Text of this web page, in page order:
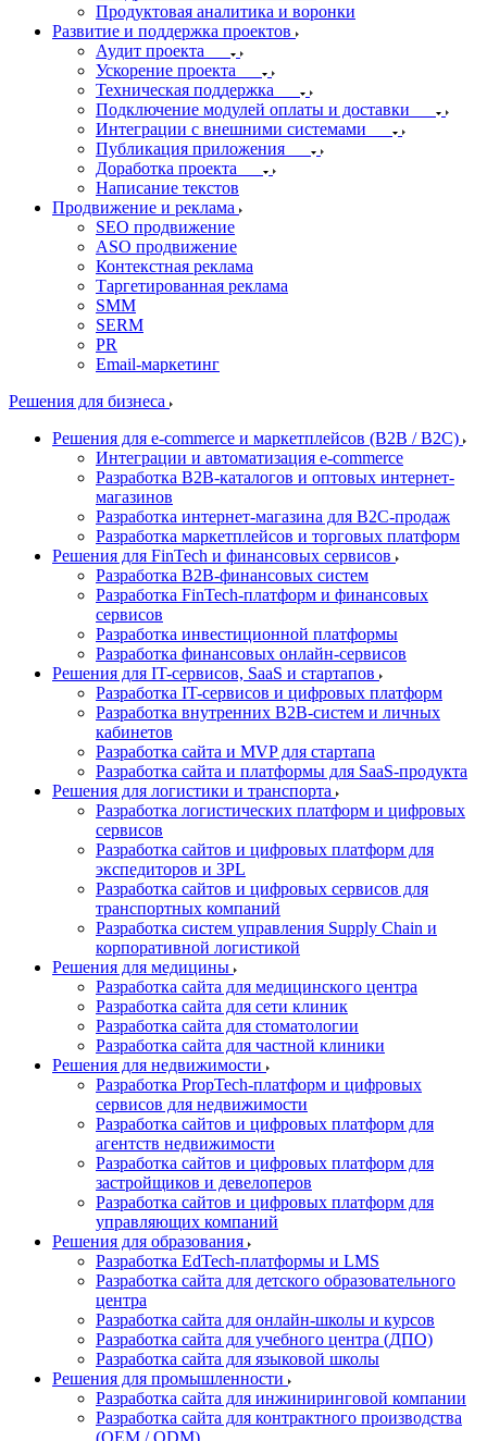
Продуктовая аналитика и воронки
Развитие и поддержка проектов
Аудит проекта
Ускорение проекта
Техническая поддержка
Подключение модулей оплаты и доставки
Интеграции с внешними системами
Публикация приложения
Доработка проекта
Написание текстов
Продвижение и реклама
SEO продвижение
ASO продвижение
Контекстная реклама
Таргетированная реклама
SMM
SERM
PR
Email-маркетинг
Решения для бизнеса
Решения для e-commerce и маркетплейсов (B2B / B2C)
Интеграции и автоматизация e-commerce
Разработка B2B-каталогов и оптовых интернет-
магазинов
Разработка интернет-магазина для B2C-продаж
Разработка маркетплейсов и торговых платформ
Решения для FinTech и финансовых сервисов
Разработка B2B-финансовых систем
Разработка FinTech-платформ и финансовых
сервисов
Разработка инвестиционной платформы
Разработка финансовых онлайн-сервисов
Решения для IT-сервисов, SaaS и стартапов
Разработка IT-сервисов и цифровых платформ
Разработка внутренних B2B-систем и личных
кабинетов
Разработка сайта и MVP для стартапа
Разработка сайта и платформы для SaaS-продукта
Решения для логистики и транспорта
Разработка логистических платформ и цифровых
сервисов
Разработка сайтов и цифровых платформ для
экспедиторов и 3PL
Разработка сайтов и цифровых сервисов для
транспортных компаний
Разработка систем управления Supply Chain и
корпоративной логистикой
Решения для медицины
Разработка сайта для медицинского центра
Разработка сайта для сети клиник
Разработка сайта для стоматологии
Разработка сайта для частной клиники
Решения для недвижимости
Разработка PropTech-платформ и цифровых
сервисов для недвижимости
Разработка сайтов и цифровых платформ для
агентств недвижимости
Разработка сайтов и цифровых платформ для
застройщиков и девелоперов
Разработка сайтов и цифровых платформ для
управляющих компаний
Решения для образования
Разработка EdTech-платформы и LMS
Разработка сайта для детского образовательного
центра
Разработка сайта для онлайн-школы и курсов
Разработка сайта для учебного центра (ДПО)
Разработка сайта для языковой школы
Решения для промышленности
Разработка сайта для инжиниринговой компании
Разработка сайта для контрактного производства
(OEM / ODM)